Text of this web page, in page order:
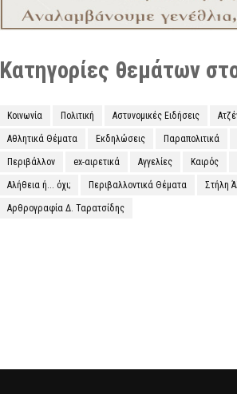
Κατηγορίες θεμάτων
Κοινωνία Πολιτική Αστυνομικές Ειδήσεις
Αθλητικά Θέματα Εκδηλώσεις Παραπολιτικά
Περιβάλλον ex-αιρετικά Αγγελίες Καιρός
Αλήθεια ή... όχι; Περιβαλλοντικά Θέματα Στήλη
Αρθρογραφία Δ. Ταρατσίδης